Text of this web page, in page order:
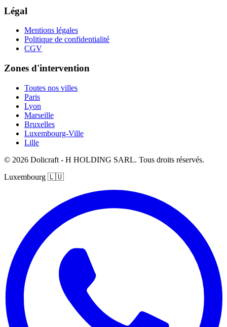
Légal
Mentions légales
Politique de confidentialité
CGV
Zones d'intervention
Toutes nos villes
Paris
Lyon
Marseille
Bruxelles
Luxembourg-Ville
Lille
© 2026 Dolicraft - H HOLDING SARL. Tous droits réservés.
Luxembourg 🇱🇺